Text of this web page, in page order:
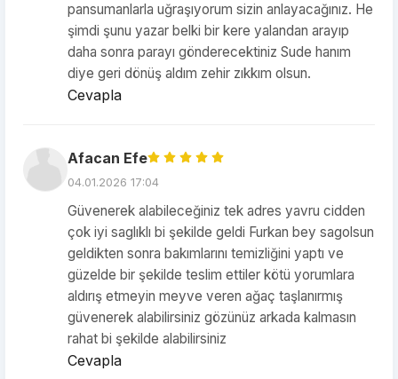
pansumanlarla uğraşıyorum sizin anlayacağınız. He
şimdi şunu yazar belki bir kere yalandan arayıp
daha sonra parayı gönderecektiniz Sude hanım
diye geri dönüş aldım zehir zıkkım olsun.
Cevapla
Afacan Efe
04.01.2026 17:04
Güvenerek alabileceğiniz tek adres yavru cidden
çok iyi saglıklı bi şekilde geldi Furkan bey sagolsun
geldikten sonra bakımlarını temizliğini yaptı ve
güzelde bir şekilde teslim ettiler kötü yorumlara
aldırış etmeyin meyve veren ağaç taşlanırmış
güvenerek alabilirsiniz gözünüz arkada kalmasın
rahat bi şekilde alabilirsiniz
Cevapla